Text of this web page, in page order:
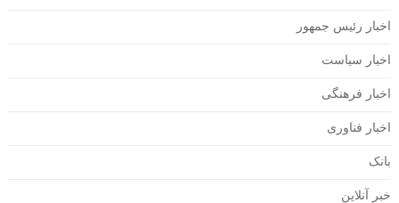
اخبار رئیس جمهور
اخبار سیاست
اخبار فرهنگی
اخبار فناوری
بانک
خبر آنلاین